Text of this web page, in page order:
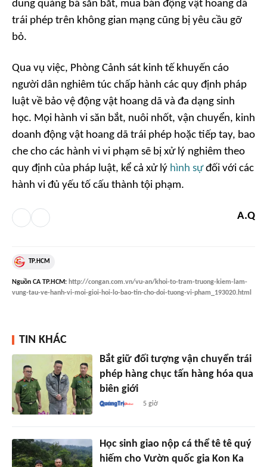
dung quảng bá săn bắt, mua bán động vật hoang dã
trái phép trên không gian mạng cũng bị yêu cầu gỡ
bỏ.
Qua vụ việc, Phòng Cảnh sát kinh tế khuyến cáo
người dân nghiêm túc chấp hành các quy định pháp
luật về bảo vệ động vật hoang dã và đa dạng sinh
học. Mọi hành vi săn bắt, nuôi nhốt, vận chuyển, kinh
doanh động vật hoang dã trái phép hoặc tiếp tay, bao
che cho các hành vi vi phạm sẽ bị xử lý nghiêm theo
quy định của pháp luật, kể cả xử lý hình sựđối với các
hành vi đủ yếu tố cấu thành tội phạm.
A.Q
TP.HCM
Nguồn CA TP.HCM: http://congan.com.vn/vu-an/khoi-to-tram-truong-kiem-lam-
vung-tau-ve-hanh-vi-moi-gioi-hoi-lo-bao-tin-cho-doi-tuong-vi-pham_193020.html
TIN KHÁC
Bắt giữ đối tượng vận chuyển trái
phép hàng chục tấn hàng hóa qua
biên giới
5 giờ
Học sinh giao nộp cá thể tê tê quý
hiếm cho Vườn quốc gia Kon Ka